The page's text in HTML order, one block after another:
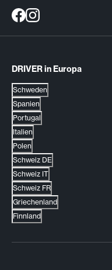
DRIVER in Europa
Schweden
Spanien
Portugal
Italien
Polen
Schweiz DE
Schweiz IT
Schweiz FR
Griechenland
Finnland